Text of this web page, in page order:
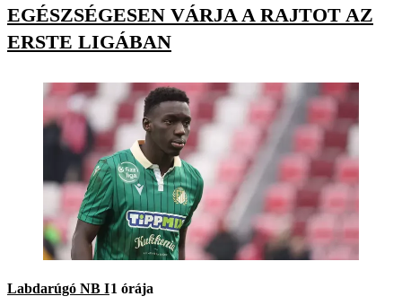
EGÉSZSÉGESEN VÁRJA A RAJTOT AZ
ERSTE LIGÁBAN
Labdarúgó NB I1 órája